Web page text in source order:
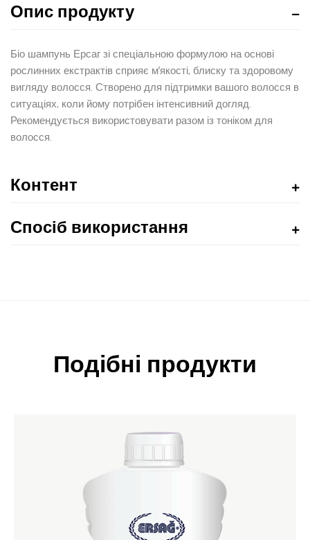
Опис продукту
Біо шампунь Ерсаг зі спеціальною формулою на основі
рослинних екстрактів сприяє м’якості, блиску та здоровому
вигляду волосся. Створено для підтримки вашого волосся в
ситуаціях, коли йому потрібен інтенсивний догляд.
Рекомендується використовувати разом із тоніком для
волосся.
Контент
Спосіб використання
Подібні продукти